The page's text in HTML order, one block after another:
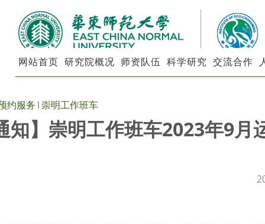
网站首页 研究院概况 师资队伍 科学研究 交流合作
约服务 崇明工作班车
知】崇明工作班车2023年9月